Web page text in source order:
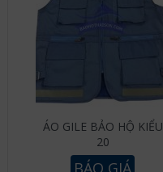
ÁO GILE BẢO HỘ KIỂU
20